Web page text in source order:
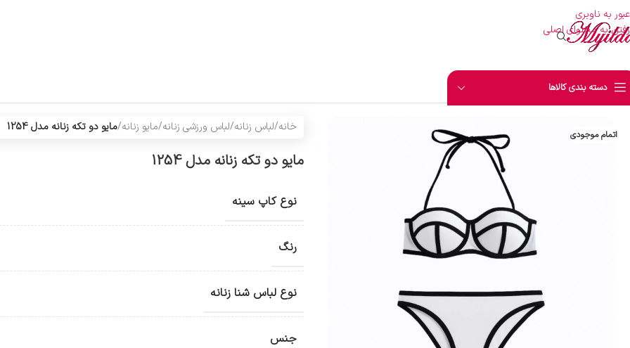
عبور به ناوبری
رفتن به محتوای اصلی
دسته بندی کالاها
اتمام موجودی
خانه/لباس زنانه/لباس ورزشی زنانه/مایو زنانه/مایو دو تکه زنانه مدل 1254
مایو دو تکه زنانه مدل 1254
نوع کاپ سینه
رنگ
نوع لباس شنا زنانه
جنس